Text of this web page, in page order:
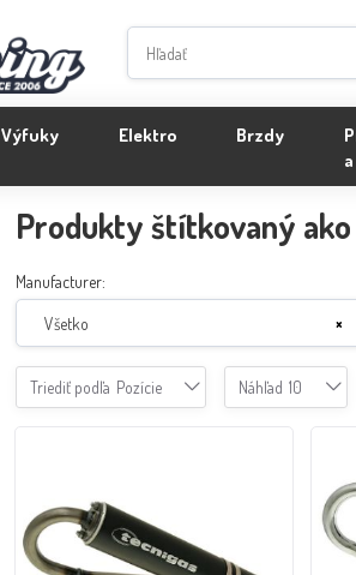
Výfuky Elektro Brzdy
Produkty štítkovaný
Manufacturer:
×
Všetko
Triediť podľa Pozície Náhľad 10